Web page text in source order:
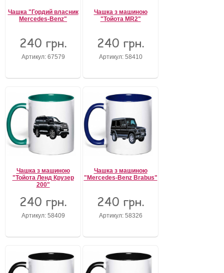
Чашка "Гордий власник
Mercedes-Benz"
240 грн.
Артикул: 67579
Чашка з машиною
"Тойота MR2"
240 грн.
Артикул: 58410
Чашка з машиною
"Тойота Ленд Крузер
200"
240 грн.
Артикул: 58409
Чашка з машиною
"Mercedes-Benz Brabus"
240 грн.
Артикул: 58326